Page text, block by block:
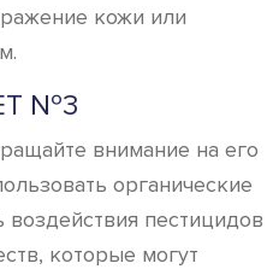
кожи или
№3
внимание на его
органические
пестицидов
которые могут